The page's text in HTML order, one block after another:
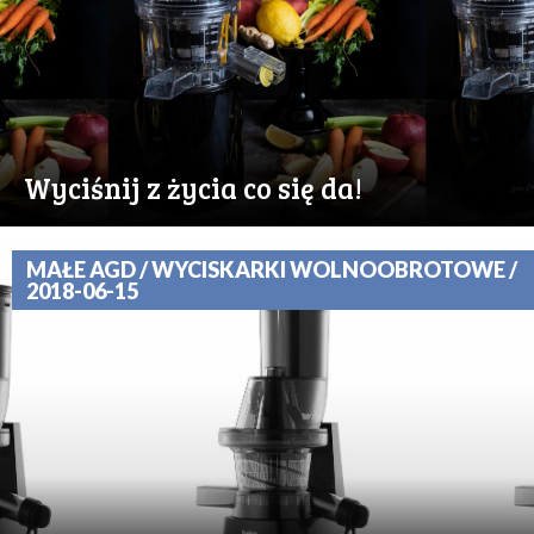
Wyciśnij z życia co się da!
MAŁE AGD / WYCISKARKI WOLNOOBROTOWE /
2018-06-15